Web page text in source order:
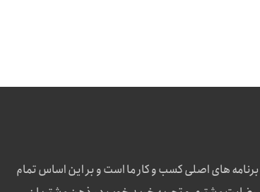
های اصلی کسب و کار ما است و بر این اساس تمام